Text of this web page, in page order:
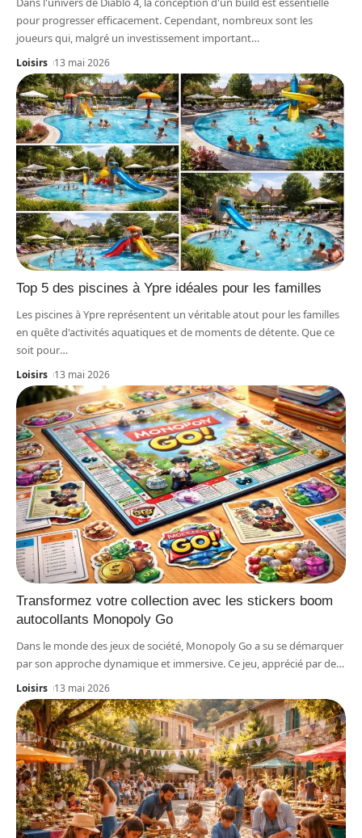
pour progresser efficacement. Cependant, nombreux sont les
joueurs qui, malgré un investissement important…
Loisirs 13 mai 2026
Top 5 des piscines à Ypre idéales pour les familles
Les piscines à Ypre représentent un véritable atout pour les familles
en quête d'activités aquatiques et de moments de détente. Que ce
soit pour…
Loisirs 13 mai 2026
Transformez votre collection avec les stickers boom
autocollants Monopoly Go
Dans le monde des jeux de société, Monopoly Go a su se démarquer
par son approche dynamique et immersive. Ce jeu, apprécié par de…
Loisirs 13 mai 2026